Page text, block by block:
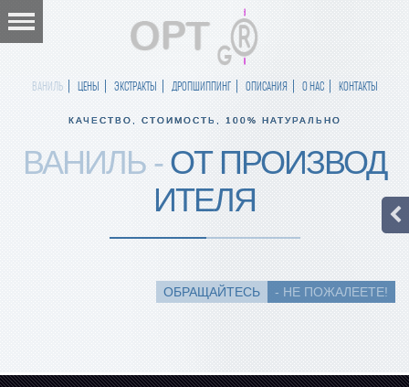
ВАНИЛЬ ЦЕНЫ ЭКСТРАКТЫ ДРОПШИППИНГ ОПИСАНИЯ О НАС КОНТАКТЫ
КАЧЕСТВО, СТОИМОСТЬ, 100% НАТУРАЛЬНО
ВАНИЛЬ -ОТ ПРОИЗВОД
ИТЕЛЯ
ОБРАЩАЙТЕСЬ - НЕ ПОЖАЛЕЕТЕ!